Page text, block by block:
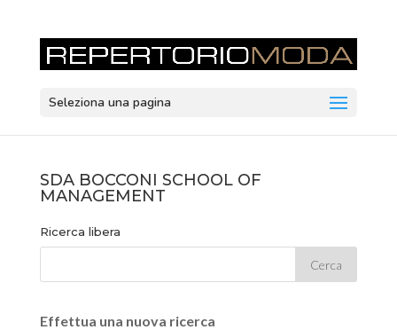
Seleziona una pagina
SDA BOCCONI SCHOOL OF
MANAGEMENT
Ricerca libera
Effettua una nuova ricerca